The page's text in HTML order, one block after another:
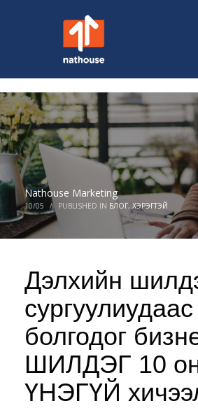
Nathouse Marketing
10/05 / PUBLISHED IN БЛОГ,ХЭРЭГТЭЙ
Дэлхийн
болгодог
ШИЛДЭГ 10
ҮНЭГҮЙ